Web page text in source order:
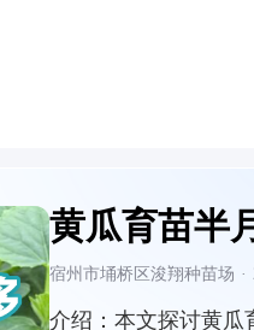
黄瓜育苗半
宿州市埇桥区浚翔种苗场 ·
介绍： 本文探讨黄瓜